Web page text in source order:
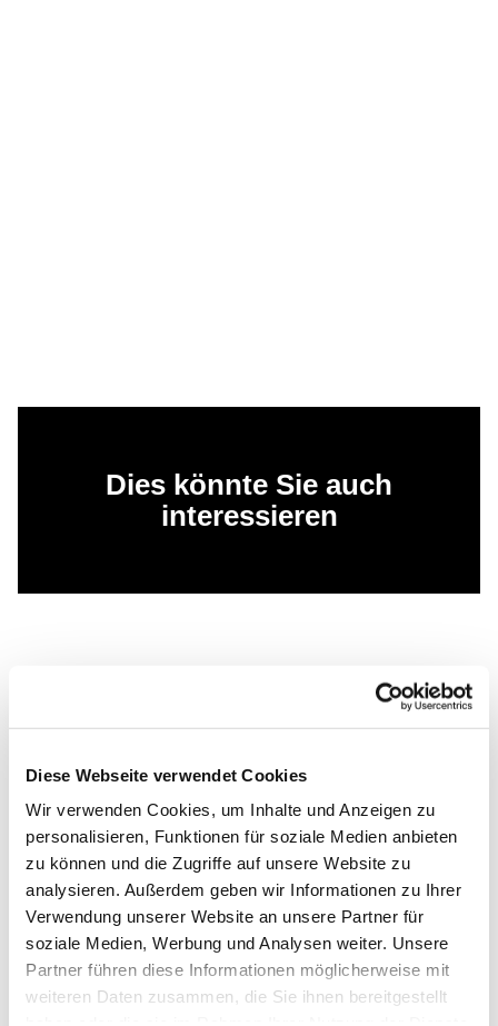
Diese Webseite verwendet Cookies
Wir verwenden Cookies, um Inhalte und Anzeigen zu
personalisieren, Funktionen für soziale Medien anbieten
zu können und die Zugriffe auf unsere Website zu
analysieren. Außerdem geben wir Informationen zu Ihrer
Verwendung unserer Website an unsere Partner für
soziale Medien, Werbung und Analysen weiter. Unsere
Partner führen diese Informationen möglicherweise mit
weiteren Daten zusammen, die Sie ihnen bereitgestellt
Dies könnte Sie auch
interessieren